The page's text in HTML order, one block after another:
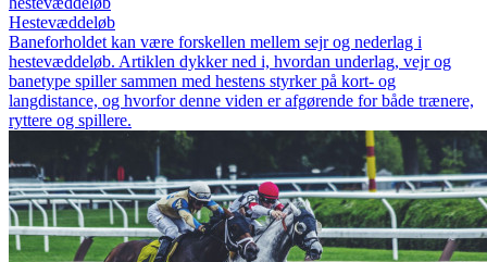
Hestevæddeløb
Baneforholdet kan være forskellen mellem sejr og nederlag i
hestevæddeløb. Artiklen dykker ned i, hvordan underlag, vejr og
banetype spiller sammen med hestens styrker på kort- og
langdistance, og hvorfor denne viden er afgørende for både trænere,
ryttere og spillere.